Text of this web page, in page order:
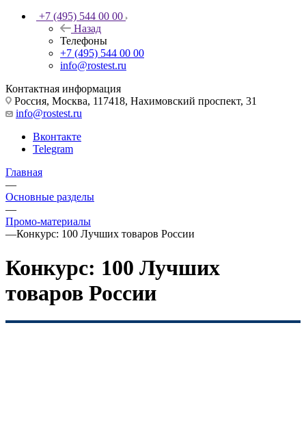
+7 (495) 544 00 00
Назад
Телефоны
+7 (495) 544 00 00
info@rostest.ru
Контактная информация
Россия, Москва, 117418, Нахимовский проспект, 31
info@rostest.ru
Вконтакте
Telegram
Главная
—
Основные разделы
—
Промо-материалы
—Конкурс: 100 Лучших товаров России
Конкурс: 100 Лучших
товаров России